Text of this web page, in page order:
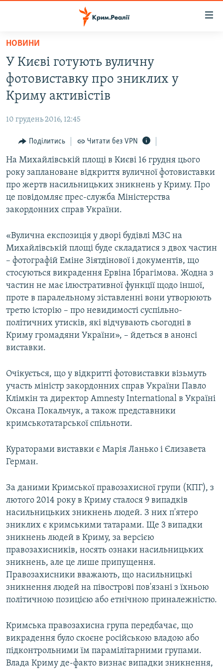
Перейти
основного
матеріалу
Перейти
до
основної
навігації
Перейти
пошуку
ВОДА.КРИМ
ВІДЕО ТА ФОТО
БЛОГИ
ПОГЛЯД
ІНТЕРВ'Ю
ВСЕ ЗА ДЕНЬ
СПЕЦПРОЕКТИ
ДЕПОРТАЦІЯ
ВІДЕОУРОКИ «ELIFBE»
СВІДЧЕННЯ ОКУПАЦІЇ
УКРАЇНСЬКА ПРОБЛЕМА КРИМУ
ІНФОГРАФІКА
ЯК ОБІЙТИ БЛОКУВАННЯ
Русский
Qırımtatar
ДОЛУЧАЙСЯ!
Усі сайти RFE/RL
НОВИНИ
У Києві готують вуличну
фотовиставку про зниклих у
Криму активістів
10 грудень 2016, 12:45
Поділитись Читати без VPN
На Михайлівській площі в Києві 16 грудня цього
року заплановане відкриття вуличної фотовиставки
про жертв насильницьких зникнень у Криму. Про
це повідомляє прес-служба Міністерства
закордонних справ України.
«Вулична експозиція у дворі будівлі МЗС на
Михайлівській площі буде складатися з двох частин
– фотографій Еміне Зіятдінової і документів, що
стосуються викрадення Ервіна Ібрагімова. Жодна з
частин не має ілюстративної функції щодо іншої,
проте в паралельному зіставленні вони утворюють
третю історію – про невидимості суспільно-
політичних утисків, які відчувають сьогодні в
Криму громадяни України», – йдеться в анонсі
виставки.
Очікується, що у відкритті фотовиставки візьмуть
участь міністр закордонних справ України Павло
Клімкін та директор Amnesty International в Україні
Оксана Покальчук, а також представники
кримськотатарської спільноти.
Кураторами виставки є Марія Ланько і Єлизавета
Герман.
За даними Кримської правозахисної групи (КПГ), з
лютого 2014 року в Криму сталося 9 випадків
насильницьких зникнень людей. З них п'ятеро
зниклих є кримськими татарами. Ще 3 випадки
зникнень людей в Криму, за версією
правозахисників, носять ознаки насильницьких
зникнень, але це лише припущення.
Правозахисники вважають, що насильницькі
зникнення людей на півострові пов'язані з їхньою
політичною позицією або етнічною приналежністю.
Кримська правозахисна група передбачає, що
викрадення було скоєне російською владою або
підконтрольними їм парамілітарними групами.
Влада Криму де-факто визнає випадки зникнення,